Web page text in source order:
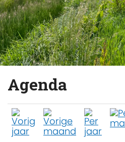
Agenda